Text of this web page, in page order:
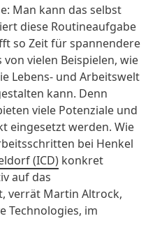
Man kann das selbst
diese Routineaufgabe
so Zeit für spannendere
vielen Beispielen, wie
Lebens- und Arbeitswelt
kann. Denn
viele Potenziale und
eingesetzt werden. Wie
bei Henkel
(ICD) konkret
auf das
verrät Martin Altrock,
Technologies, im